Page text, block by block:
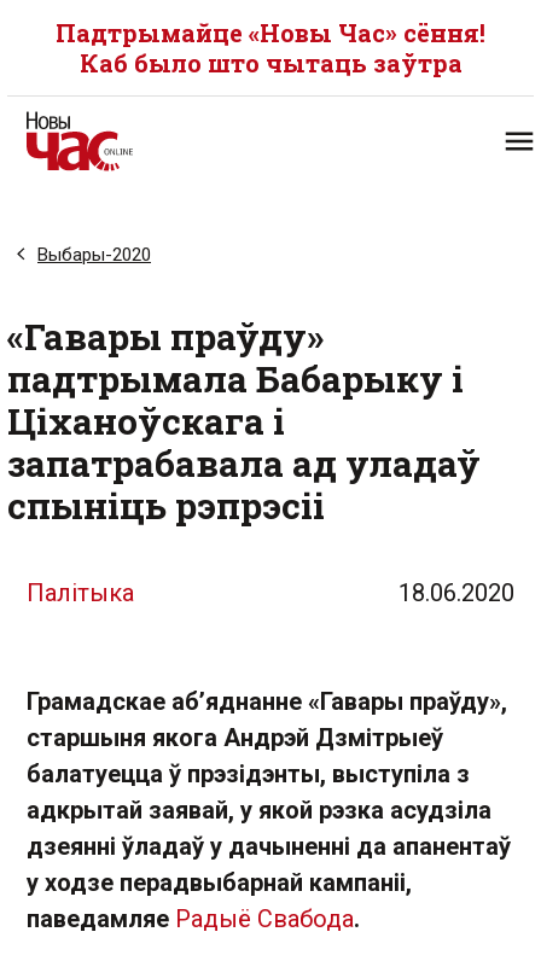
Падтрымайце «Новы Час» сёння!
Каб было што чытаць заўтра
Выбары-2020
«Гавары праўду»
падтрымала Бабарыку і
Ціханоўскага і
запатрабавала ад уладаў
спыніць рэпрэсіі
Палітыка 18.06.2020
Грамадскае аб’яднанне «Гавары праўду»,
старшыня якога Андрэй Дзмітрыеў
балатуецца ў прэзідэнты, выступіла з
адкрытай заявай, у якой рэзка асудзіла
дзеянні ўладаў у дачыненні да апанентаў
у ходзе перадвыбарнай кампаніі,
паведамляе Радыё Свабода.